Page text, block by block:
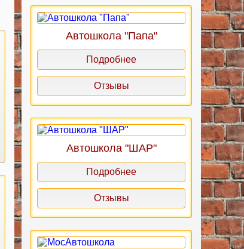
Автошкола "Папа"
Подробнее
Отзывы
Автошкола "ШАР"
Подробнее
Отзывы